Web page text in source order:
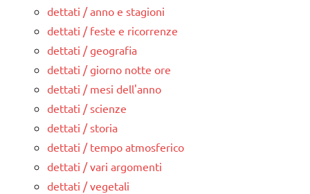
dettati / anno e stagioni
dettati / feste e ricorrenze
dettati / geografia
dettati / giorno notte ore
dettati / mesi dell'anno
dettati / scienze
dettati / storia
dettati / tempo atmosferico
dettati / vari argomenti
dettati / vegetali